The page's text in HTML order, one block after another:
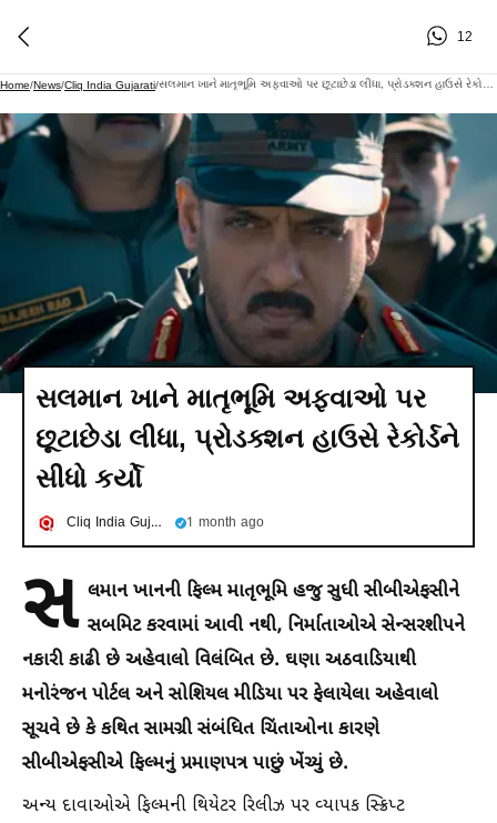
12
Home/News/Cliq India Gujarati/
સલમાન ખાને માતૃભૂમિ અફવાઓ પર
છૂટાછેડા લીધા, પ્રોડક્શન હાઉસે રેકોર્ડને
સીધો કર્યો
Cliq India Gujarati 1 month ago
સ લમાન ખાનની ફિલ્મ માતૃભૂમિ હજુ સુધી સીબીએફસીને
સબમિટ કરવામાં આવી નથી, નિર્માતાઓએ સેન્સરશીપને
નકારી કાઢી છે અહેવાલો વિલંબિત છે. ઘણા અઠવાડિયાથી
મનોરંજન પોર્ટલ અને સોશિયલ મીડિયા પર ફેલાયેલા અહેવાલો
સૂચવે છે કે કથિત સામગ્રી સંબંધિત ચિંતાઓના કારણે
સીબીએફસીએ ફિલ્મનું પ્રમાણપત્ર પાછું ખેંચ્યું છે.
અન્ય દાવાઓએ ફિલ્મની થિયેટર રિલીઝ પર વ્યાપક સ્ક્રિપ્ટ